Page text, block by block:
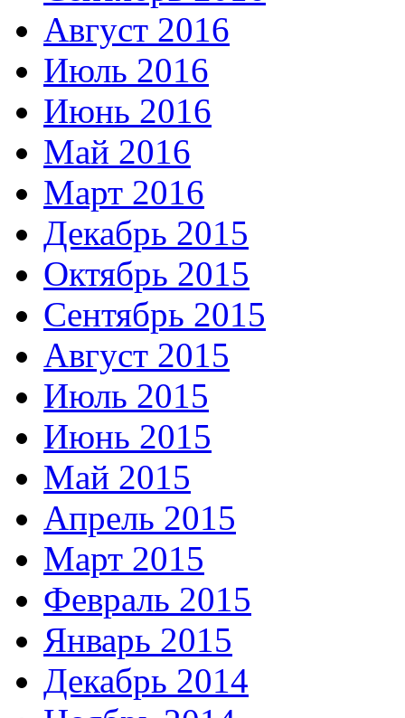
Август 2016
Июль 2016
Июнь 2016
Май 2016
Март 2016
Декабрь 2015
Октябрь 2015
Сентябрь 2015
Август 2015
Июль 2015
Июнь 2015
Май 2015
Апрель 2015
Март 2015
Февраль 2015
Январь 2015
Декабрь 2014